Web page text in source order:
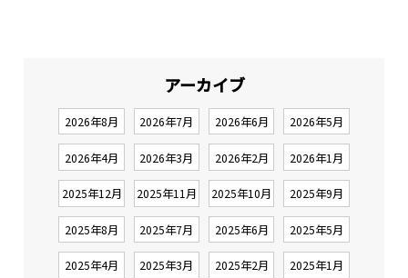
アーカイブ
2026年8月 2026年7月 2026年6月 2026年5月
2026年4月 2026年3月 2026年2月 2026年1月
2025年12月 2025年11月 2025年10月 2025年9月
2025年8月 2025年7月 2025年6月 2025年5月
2025年4月 2025年3月 2025年2月 2025年1月